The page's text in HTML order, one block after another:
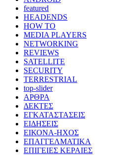
featured
HEADENDS
HOW TO
MEDIA PLAYERS
NETWORKING
REVIEWS
SATELLITE
SECURITY
TERRESTRIAL
top-slider
ΑΡΘΡΑ
ΔΕΚΤΕΣ
ΕΓΚΑΤΑΣΤΑΣΕΙΣ
ΕΙΔΗΣΕΙΣ
ΕΙΚΟΝΑ-ΗΧΟΣ
ΕΠΑΓΓΕΛΜΑΤΙΚΑ
ΕΠΙΓΕΙΕΣ ΚΕΡΑΙΕΣ